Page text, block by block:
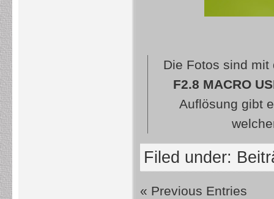
Die Fotos sind
F2.8 MACRO
Auflösung gibt
Filed under:
« Previous Entries